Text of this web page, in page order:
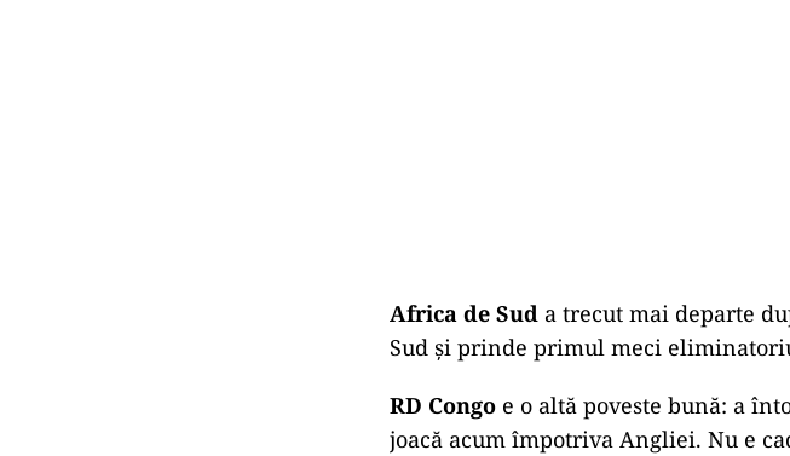
Africa de Sud a trecut mai departe
Sud și prinde primul meci
RD Congo e o altă poveste bună: a
joacă acum împotriva Angliei. Nu e